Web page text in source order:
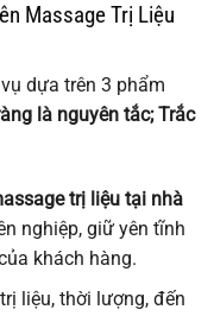
Massage Trị Liệu
dựa trên 3 phẩm
là nguyên tắc; Trắc
trị liệu tại nhà
nghiệp, giữ yên tĩnh
khách hàng.
liệu, thời lượng, đến